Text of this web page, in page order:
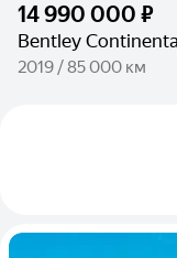
14 990 000 ₽
Bentley
2019 / 85 000 км